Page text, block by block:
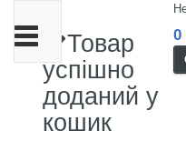
0
Товар
успішно
доданий у
кошик
Toggle
navigation